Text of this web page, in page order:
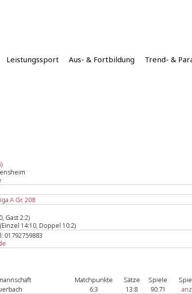
Leistungssport Aus- & Fortbildung Trend- &
A Gr. 208
Gast 2:2)
14:10, Doppel 10:2)
01792759883
Matchpunkte Sätze Spiele
6:3 13:8 90:71